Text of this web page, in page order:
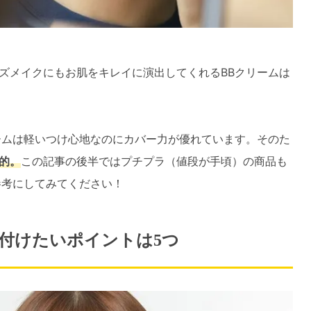
メイクにもお肌をキレイに演出してくれるBBクリームは
は軽いつけ心地なのにカバー力が優れています。そのた
。この記事の後半ではプチプラ（値段が手頃）の商品も
にしてみてください！
けたいポイントは5つ